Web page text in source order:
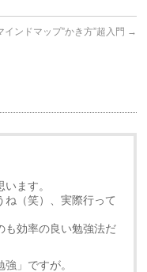
インドマップ”かき方”超入門 →
ます。
ね（笑）、実際行って
も効率の良い勉強法だ
」ですが。